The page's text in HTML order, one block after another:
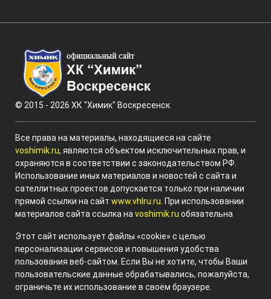
© 2015 - 2026 ХК "Химик" Воскресенск
Все права на материалы, находящиеся на сайте
voshimik.ru, являются объектом исключительных прав, и
охраняются в соответствии с законодательством РФ.
Использование иных материалов и новостей с сайта и
сателлитных проектов допускается только при наличии
прямой ссылки на сайт www.vhlru.ru . При использовании
материалов сайта ссылка на voshimik.ru обязательна
Этот сайт использует файлы «cookie» с целью
персонализации сервисов и повышения удобства
пользования веб-сайтом. Если Вы не хотите, чтобы Ваши
пользовательские данные обрабатывались, пожалуйста,
ограничьте их использование в своём браузере.